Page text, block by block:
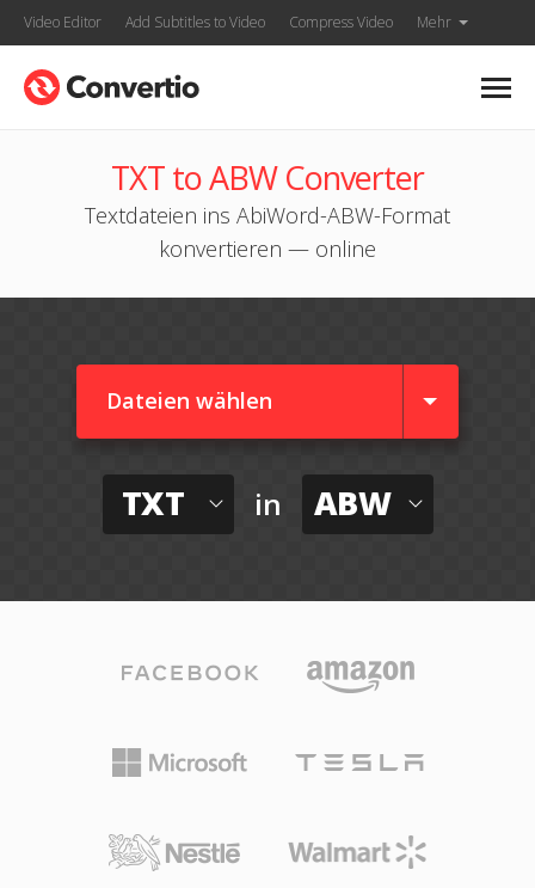
Video Editor Add Subtitles to Video Compress Video Mehr
TXT to ABW Converter
Textdateien ins AbiWord-ABW-Format
konvertieren — online
Dateien wählen
TXT in ABW